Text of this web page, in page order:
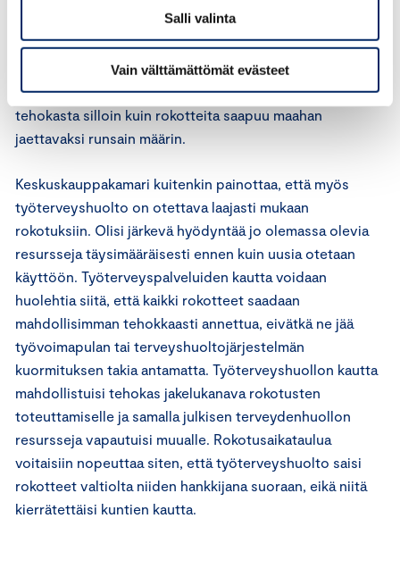
Salli valinta
Vain välttämättömät evästeet
Keskuskauppakamari kannattaa asetusehdotuksessa
esitettyä rokotuksen antamisoikeuden laajentamista.
Tällä tavoin voidaan varmistaa, että rokotejakelu on
tehokasta silloin kuin rokotteita saapuu maahan
jaettavaksi runsain määrin.
Keskuskauppakamari kuitenkin painottaa, että myös
työterveyshuolto on otettava laajasti mukaan
rokotuksiin. Olisi järkevä hyödyntää jo olemassa olevia
resursseja täysimääräisesti ennen kuin uusia otetaan
käyttöön. Työterveyspalveluiden kautta voidaan
huolehtia siitä, että kaikki rokotteet saadaan
mahdollisimman tehokkaasti annettua, eivätkä ne jää
työvoimapulan tai terveyshuoltojärjestelmän
kuormituksen takia antamatta. Työterveyshuollon kautta
mahdollistuisi tehokas jakelukanava rokotusten
toteuttamiselle ja samalla julkisen terveydenhuollon
resursseja vapautuisi muualle. Rokotusaikataulua
voitaisiin nopeuttaa siten, että työterveyshuolto saisi
rokotteet valtiolta niiden hankkijana suoraan, eikä niitä
kierrätettäisi kuntien kautta.